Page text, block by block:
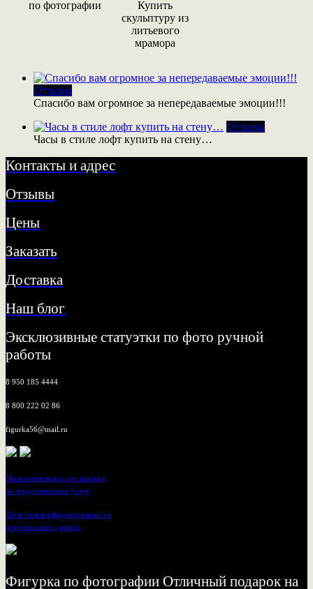
по фотографии
Купить
скульптуру из
литьевого
мрамора
Отзывы
Спасибо вам огромное за непередаваемые эмоции!!!
Отзывы
Часы в стиле лофт купить на стену…
Контакты и адрес
Отзывы
Цены
Заказать
Доставка
Наш блог
Эксклюзивные статуэтки по фото ручной
работы
8 950 185 4444
8 800 222 02 86
figurka56@mail.ru
Пользовательское соглашение
на предоставление услуг
Политика конфиденциальности
персональных данных
Фигурка по фотографии Отличный подарок на